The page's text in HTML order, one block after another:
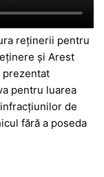
reținerii pentru
și Arest
prezentat
pentru luarea
de
fără a poseda